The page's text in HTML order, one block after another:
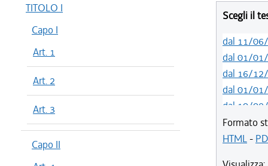
TITOLO I
Capo I
Art. 1
Art. 2
Art. 3
Capo II
Scegli il
dal 11/
dal 01/
dal 16/
dal 01/
dal 10/
dal 14/
dal 01/
Formato
HTML-